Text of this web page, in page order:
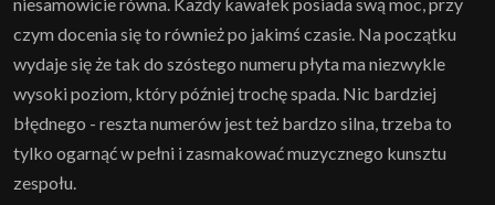
czym docenia się to również po jakimś czasie. Na początku
wydaje się że tak do szóstego numeru płyta ma niezwykle
wysoki poziom, który później trochę spada. Nic bardziej
błędnego - reszta numerów jest też bardzo silna, trzeba to
tylko ogarnąć w pełni i zasmakować muzycznego kunsztu
zespołu.